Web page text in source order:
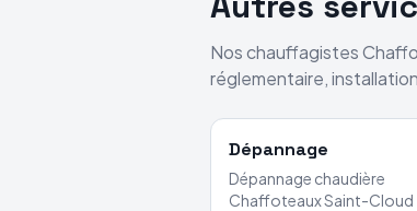
Nos chauffagistes
réglementaire,
Dépannage
Dépannage chaudière
ChaffoteauxSaint-Cloud